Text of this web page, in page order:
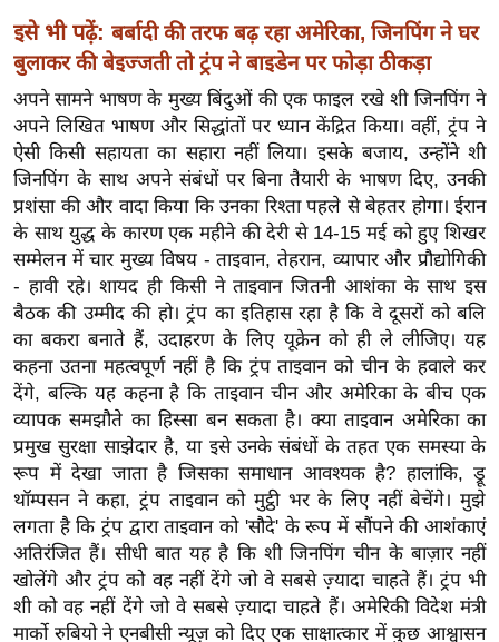
डि
या
सा
हि
त्य
ज
ग
त
ऑ
टो
व
र्ल्ड
न्यू
ज
ब्री
फ
म
नो
रं
ज
न
इसे भी पढ़ें: बर्बादी की तरफ बढ़ रहा अमेरिका, जिनपिंग ने घर
बुलाकर की बेइज्जती तो ट्रंप ने बाइडेन पर फोड़ा ठीकड़ा
अपने सामने भाषण के मुख्य बिंदुओं की एक फाइल रखे शी जिनपिंग ने
अपने लिखित भाषण और सिद्धांतों पर ध्यान केंद्रित किया। वहीं, ट्रंप ने
ऐसी किसी सहायता का सहारा नहीं लिया। इसके बजाय, उन्होंने शी
जिनपिंग के साथ अपने संबंधों पर बिना तैयारी के भाषण दिए, उनकी
प्रशंसा की और वादा किया कि उनका रिश्ता पहले से बेहतर होगा। ईरान
के साथ युद्ध के कारण एक महीने की देरी से 14-15 मई को हुए शिखर
सम्मेलन में चार मुख्य विषय - ताइवान, तेहरान, व्यापार और प्रौद्योगिकी
- हावी रहे। शायद ही किसी ने ताइवान जितनी आशंका के साथ इस
बैठक की उम्मीद की हो। ट्रंप का इतिहास रहा है कि वे दूसरों को बलि
का बकरा बनाते हैं, उदाहरण के लिए यूक्रेन को ही ले लीजिए। यह
कहना उतना महत्वपूर्ण नहीं है कि ट्रंप ताइवान को चीन के हवाले कर
देंगे, बल्कि यह कहना है कि ताइवान चीन और अमेरिका के बीच एक
व्यापक समझौते का हिस्सा बन सकता है। क्या ताइवान अमेरिका का
प्रमुख सुरक्षा साझेदार है, या इसे उनके संबंधों के तहत एक समस्या के
रूप में देखा जाता है जिसका समाधान आवश्यक है? हालांकि, ड्रू
थॉम्पसन ने कहा, ट्रंप ताइवान को मुट्ठी भर के लिए नहीं बेचेंगे। मुझे
लगता है कि ट्रंप द्वारा ताइवान को 'सौदे' के रूप में सौंपने की आशंकाएं
अतिरंजित हैं। सीधी बात यह है कि शी जिनपिंग चीन के बाज़ार नहीं
खोलेंगे और ट्रंप को वह नहीं देंगे जो वे सबसे ज़्यादा चाहते हैं। ट्रंप भी
शी को वह नहीं देंगे जो वे सबसे ज़्यादा चाहते हैं। अमेरिकी विदेश मंत्री
मार्को रुबियो ने एनबीसी न्यूज़ को दिए एक साक्षात्कार में कुछ आश्वासन